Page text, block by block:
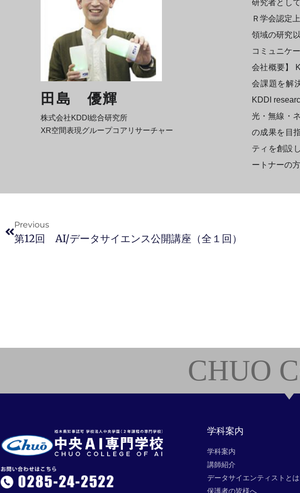
田島 優輝
株式会社KDDI総合研究所
XR空間表現グループコアリサーチャー
研究者とし
Ｒ学会認定
領域の研究
コミュニケ
会社概要】
会課題を解
KDDI
光・無線・
の成果を目
ティを創設
ートナーの
Previous
第12回 AI/データサイエンス公開講座（全１回）
CHUO
学科案内
学科案内
講師紹介
データサイエンティストとは
保護者の皆様へ